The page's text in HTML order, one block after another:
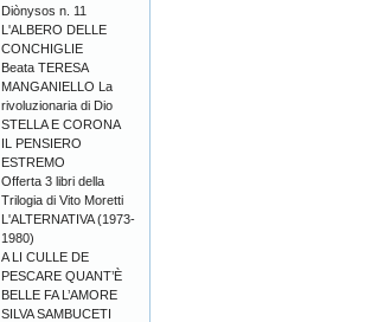
Diònysos n. 11
L'ALBERO DELLE
CONCHIGLIE
Beata TERESA
MANGANIELLO La
rivoluzionaria di Dio
STELLA E CORONA
IL PENSIERO
ESTREMO
Offerta 3 libri della
Trilogia di Vito Moretti
L'ALTERNATIVA (1973-
1980)
A LI CULLE DE
PESCARE QUANT’È
BELLE FA L’AMORE
SILVA SAMBUCETI